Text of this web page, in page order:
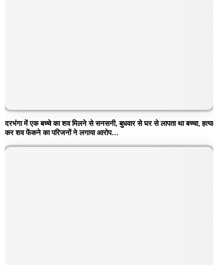
दरभंगा में एक बच्चे का शव मिलने से सनसनी, बुधवार से घर से लापता था बच्चा, हत्या
कर शव फेंकने का परिजनों ने लगाया आरोप…